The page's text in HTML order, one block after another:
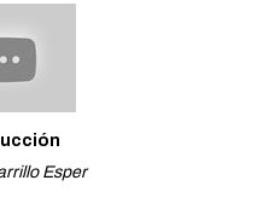
Esper